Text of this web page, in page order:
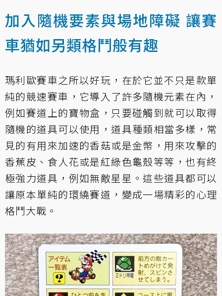
加入隨機要素與場地障礙 讓賽
車猶如另類格鬥般有趣
瑪利歐賽車之所以好玩，在於它並不只是款單
純的競速賽車，它導入了許多隨機元素在內，
例如賽道上的寶物盒，只要碰觸到就可以取得
隨機的道具可以使用，道具種類相當多樣，常
見的有用來加速的香菇或是金幣，用來攻擊的
香蕉皮、食人花或是紅綠色龜殼等等，也有終
極強力道具，例如無敵星星。這些道具都可以
讓原本單純的環繞賽道，變成一場精彩的心理
格鬥大戰。